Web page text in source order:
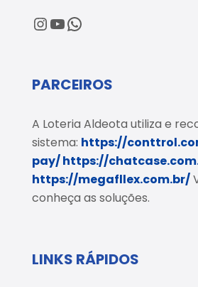
@loteriaaldeota
@loteriaaldeota
Central de Atendimento
PARCEIROS
A Loteria Aldeota utiliza e
sistema: https://
pay/https://
https://megafllex.com.br/
conheça as soluções.
LINKS RÁPIDOS